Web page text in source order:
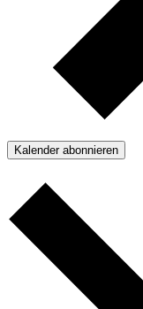
Kalender abonnieren